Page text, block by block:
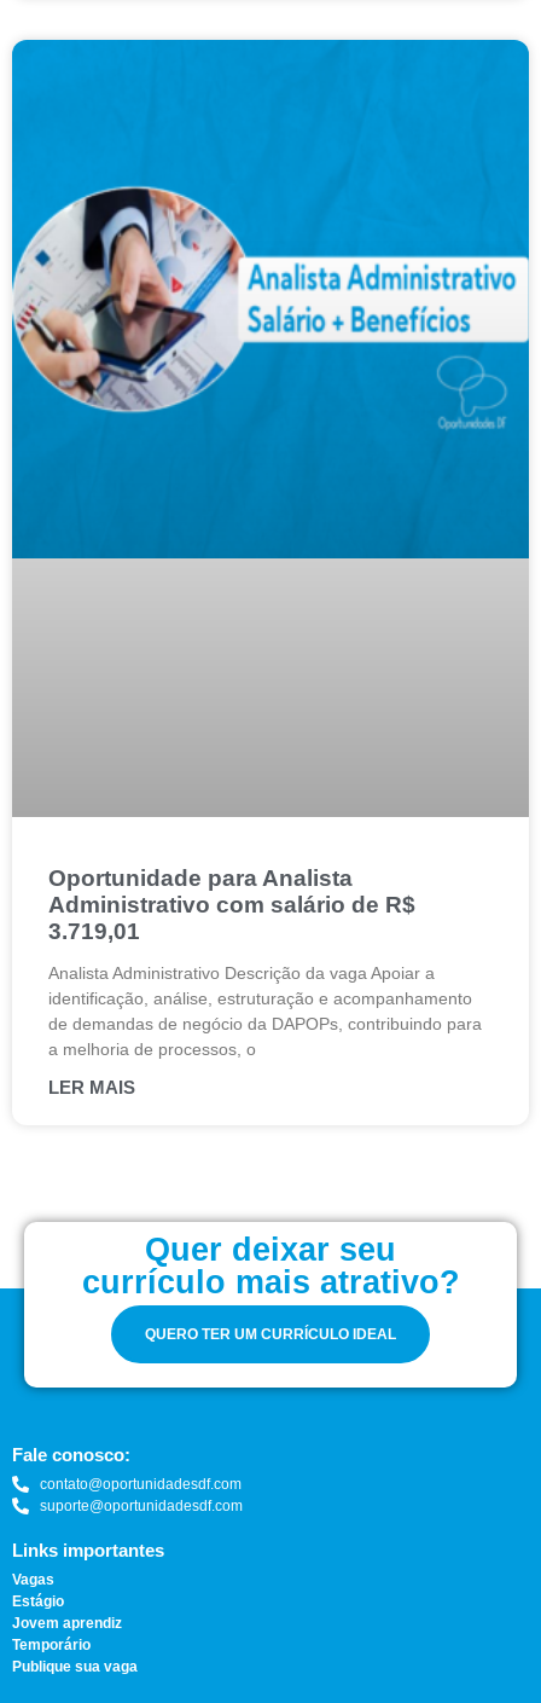
Oportunidade para Analista
Administrativo com salário de R$
3.719,01
Analista Administrativo Descrição da vaga Apoiar a
identificação, análise, estruturação e acompanhamento
de demandas de negócio da DAPOPs, contribuindo para
a melhoria de processos, o
LER MAIS
Quer deixar seu
currículo mais atrativo?
QUERO TER UM CURRÍCULO IDEAL
Fale conosco:
contato@oportunidadesdf.com
suporte@oportunidadesdf.com
Links importantes
Vagas
Estágio
Jovem aprendiz
Temporário
Publique sua vaga